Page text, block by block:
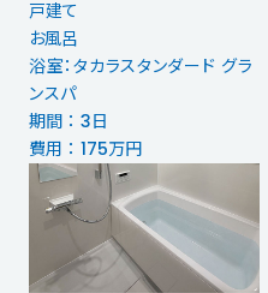
戸建て
お風呂
浴室：タカラスタンダード グラ
ンスパ
期間 ： 3日
費用 ： 175万円